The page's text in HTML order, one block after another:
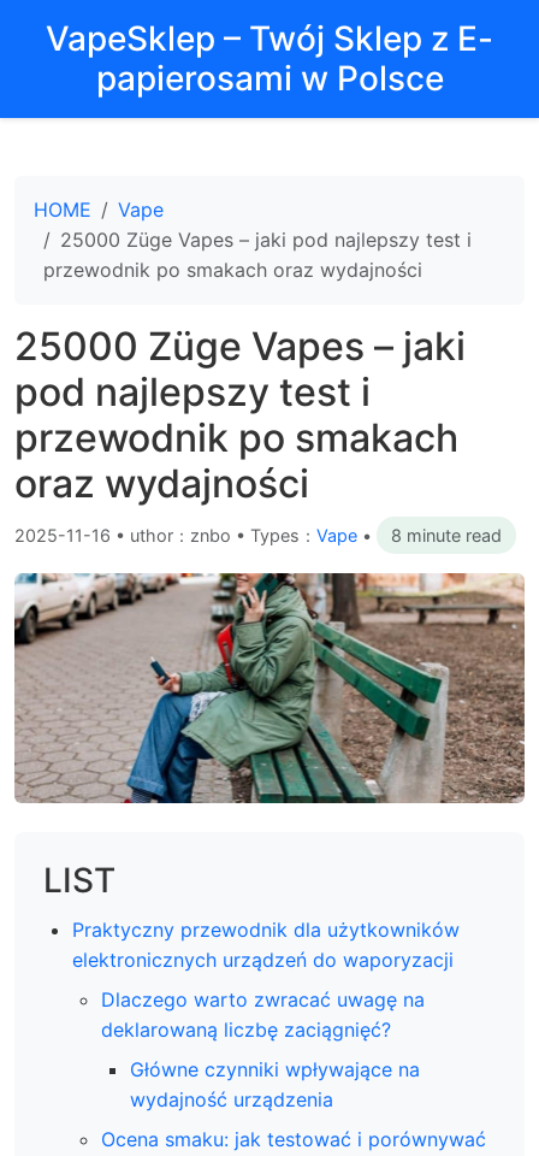
VapeSklep – Twój Sklep z E-
papierosami w Polsce
HOME
Vape
25000 Züge Vapes – jaki pod najlepszy test i
przewodnik po smakach oraz wydajności
25000 Züge Vapes – jaki
pod najlepszy test i
przewodnik po smakach
oraz wydajności
2025-11-16 • uthor：znbo • Types： Vape • 8 minute read
LIST
Praktyczny przewodnik dla użytkowników
elektronicznych urządzeń do waporyzacji
Dlaczego warto zwracać uwagę na
deklarowaną liczbę zaciągnięć?
Główne czynniki wpływające na
wydajność urządzenia
Ocena smaku: jak testować i porównywać